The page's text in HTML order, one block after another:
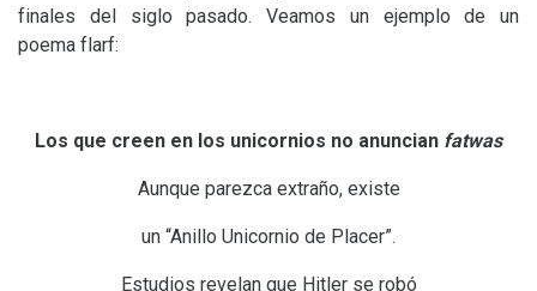
finales del siglo pasado. Veamos un ejemplo de un
poema flarf:
Los que creen en los unicornios no anuncian fatwas
Aunque parezca extraño, existe
un “Anillo Unicornio de Placer”.
Estudios revelan que Hitler se robó